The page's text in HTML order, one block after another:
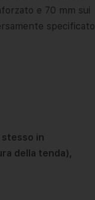
e 70 mm sui
specificato
in
della tenda),